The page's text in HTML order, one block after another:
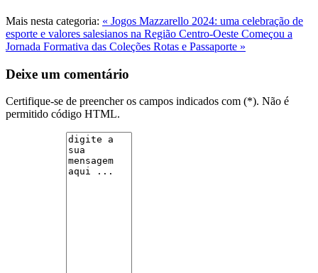
Mais nesta categoria: « Jogos Mazzarello 2024: uma celebração de
esporte e valores salesianos na Região Centro-Oeste Começou a
Jornada Formativa das Coleções Rotas e Passaporte »
Deixe um comentário
Certifique-se de preencher os campos indicados com (*). Não é
permitido código HTML.